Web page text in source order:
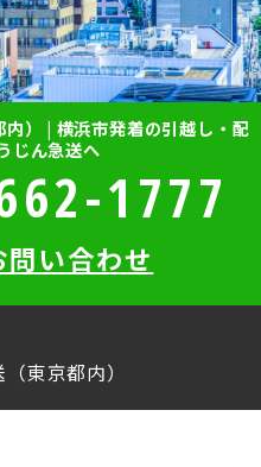
） | 横浜市発着の引越し・配
じん急送へ
1777
い合わせ
東京都内）